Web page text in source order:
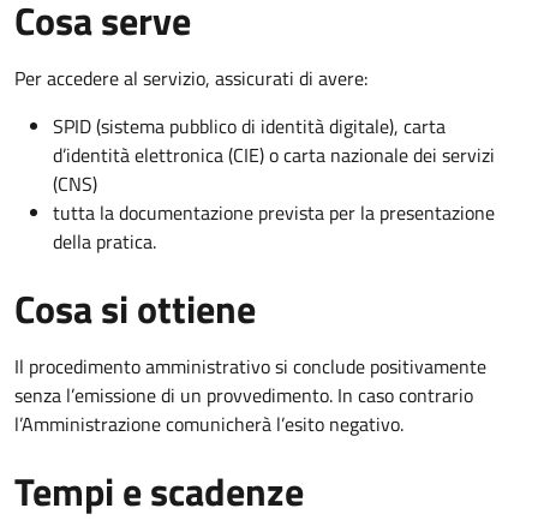
Cosa serve
Per accedere al servizio, assicurati di avere:
SPID (sistema pubblico di identità digitale), carta
d’identità elettronica (CIE) o carta nazionale dei servizi
(CNS)
tutta la documentazione prevista per la presentazione
della pratica.
Cosa si ottiene
Il procedimento amministrativo si conclude positivamente
senza l’emissione di un provvedimento. In caso contrario
l’Amministrazione comunicherà l’esito negativo.
Tempi e scadenze